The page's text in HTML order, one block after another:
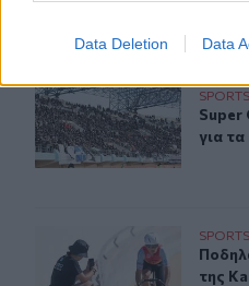
Data Deletion Data
ΣΧΕΤΙΚA AΡΘΡΑ
Super Cup: Η μάχη τωνSPORTS
Super
Super
για
Ποδηλασία: ΔυναμικήSPORTS
της